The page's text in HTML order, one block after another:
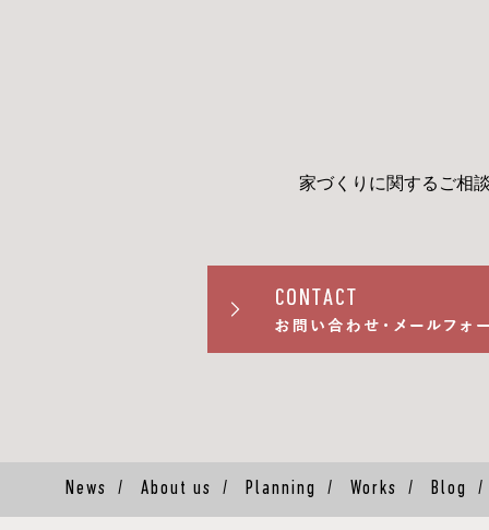
家づくりに関するご相
News / About us / Planning / Works / Blog